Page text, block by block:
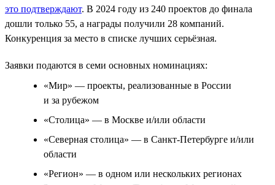
это подтверждают. В 2024 году из 240 проектов до финала
дошли только 55, а награды получили 28 компаний.
Конкуренция за место в списке лучших серьёзная.
Заявки подаются в семи основных номинациях:
«Мир» — проекты, реализованные в России
и за рубежом
«Столица» — в Москве и/или области
«Северная столица» — в Санкт-Петербурге и/или
области
«Регион» — в одном или нескольких регионах